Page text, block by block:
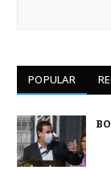
POPULAR